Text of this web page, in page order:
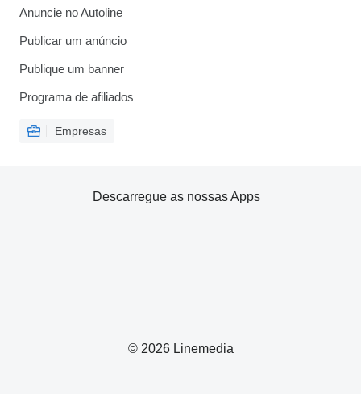
Anuncie no Autoline
Publicar um anúncio
Publique um banner
Programa de afiliados
Empresas
© 2026 Linemedia
Descarregue as nossas Apps